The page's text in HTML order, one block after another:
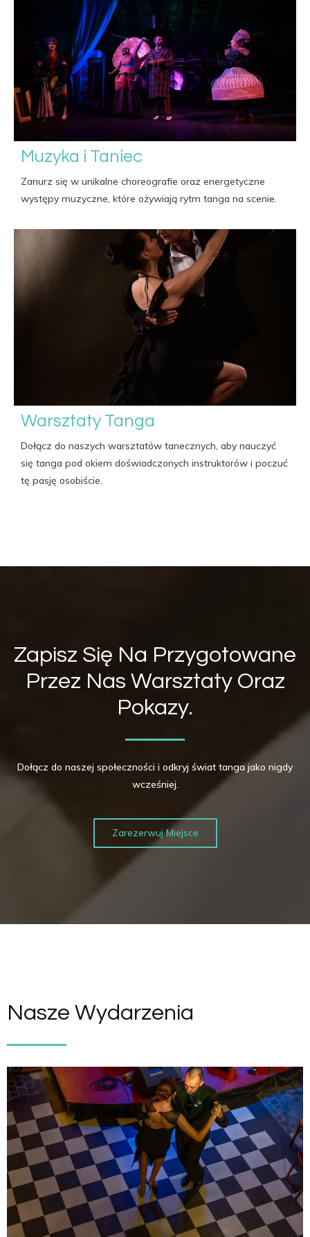
Muzyka i Taniec
Zanurz się w unikalne choreografie oraz energetyczne
występy muzyczne, które ożywiają rytm tanga na scenie.
Warsztaty Tanga
Dołącz do naszych warsztatów tanecznych, aby nauczyć
się tanga pod okiem doświadczonych instruktorów i poczuć
tę pasję osobiście.
Zapisz Się Na Przygotowane
Przez Nas Warsztaty Oraz
Pokazy.
Dołącz do naszej społeczności i odkryj świat tanga jako nigdy
wcześniej.
Zarezerwuj Miejsce
Nasze Wydarzenia